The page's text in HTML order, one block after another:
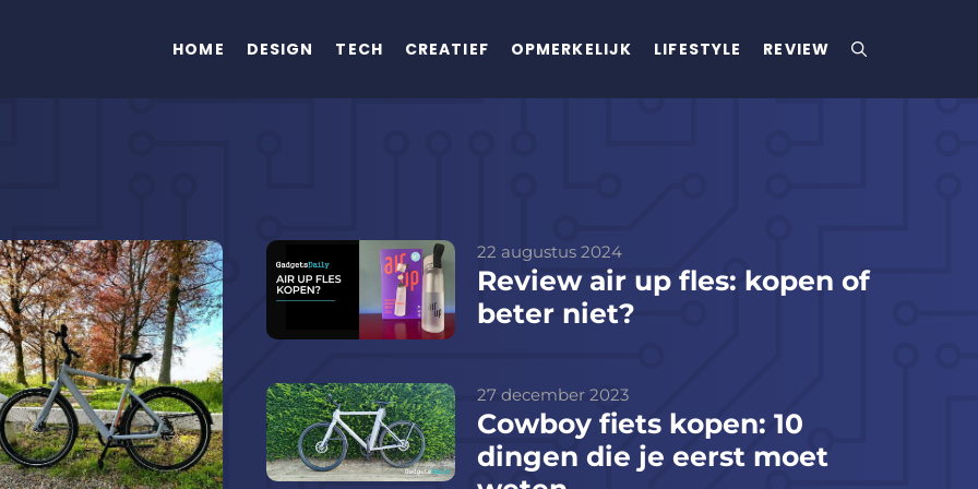
HOME DESIGN TECH CREATIEF OPMERKELIJK LIFESTYLE REVIEW
22 augustus 2024
Review air up fles: kopen of
beter niet?
27 december 2023
Cowboy fiets kopen: 10
dingen die je eerst moet